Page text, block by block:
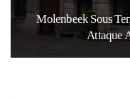
Molenbeek Sous
Attaque